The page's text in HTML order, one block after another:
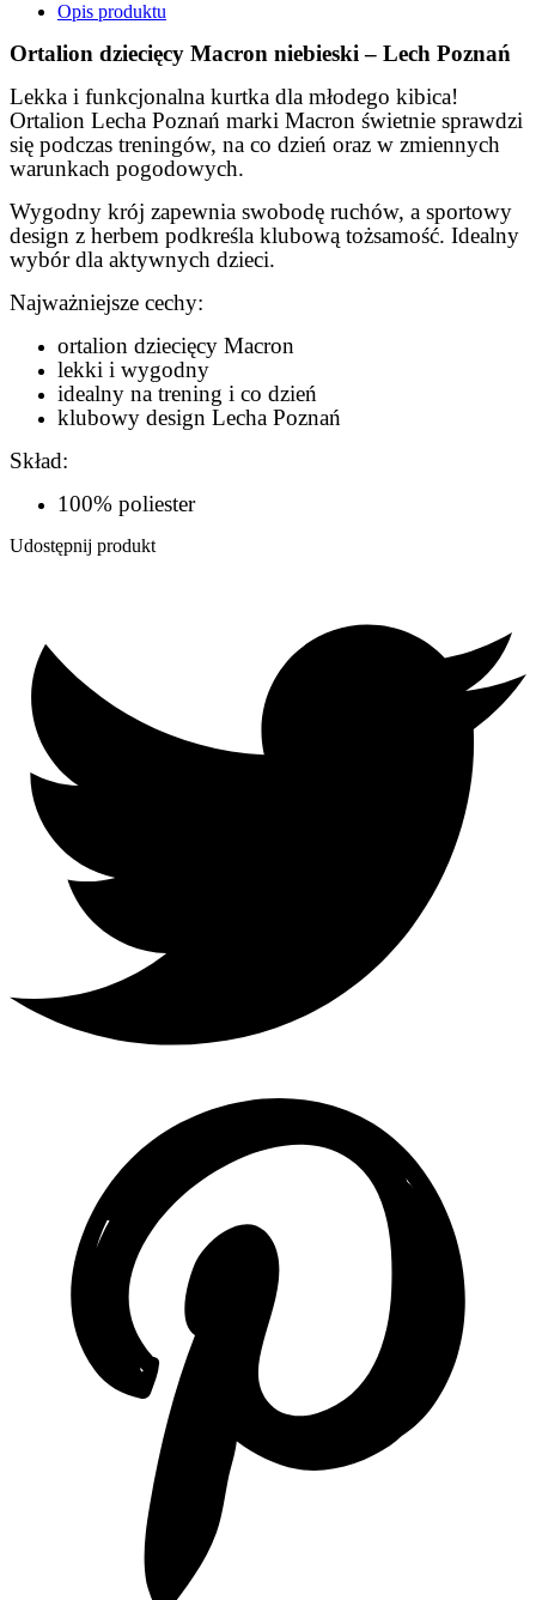
Opis produktu
Ortalion dziecięcy Macron niebieski – Lech Poznań
Lekka i funkcjonalna kurtka dla młodego kibica!
Ortalion Lecha Poznań marki Macron świetnie sprawdzi
się podczas treningów, na co dzień oraz w zmiennych
warunkach pogodowych.
Wygodny krój zapewnia swobodę ruchów, a sportowy
design z herbem podkreśla klubową tożsamość. Idealny
wybór dla aktywnych dzieci.
Najważniejsze cechy:
ortalion dziecięcy Macron
lekki i wygodny
idealny na trening i co dzień
klubowy design Lecha Poznań
Skład:
100% poliester
Udostępnij produkt